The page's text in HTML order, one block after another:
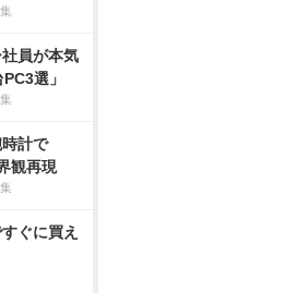
員が本気
選」
時計で
観再現
ぐに買え